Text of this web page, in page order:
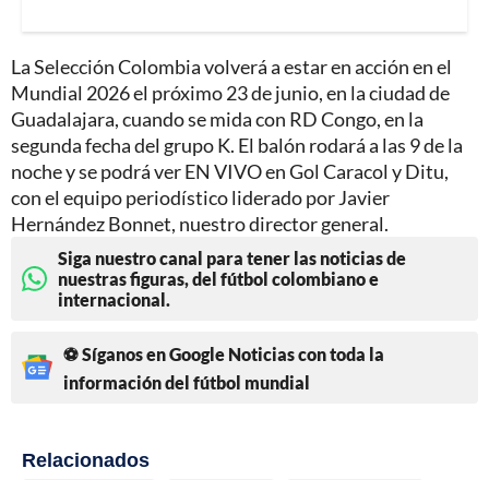
La Selección Colombia volverá a estar en acción en el
Mundial 2026 el próximo 23 de junio, en la ciudad de
Guadalajara, cuando se mida con RD Congo, en la
segunda fecha del grupo K. El balón rodará a las 9 de la
noche y se podrá ver EN VIVO en Gol Caracol y Ditu,
con el equipo periodístico liderado por Javier
Hernández Bonnet, nuestro director general.
Siga nuestro canal para tener las noticias de
nuestras figuras, del fútbol colombiano e
internacional.
⚽ Síganos en Google Noticias con toda la
información del fútbol mundial
Relacionados